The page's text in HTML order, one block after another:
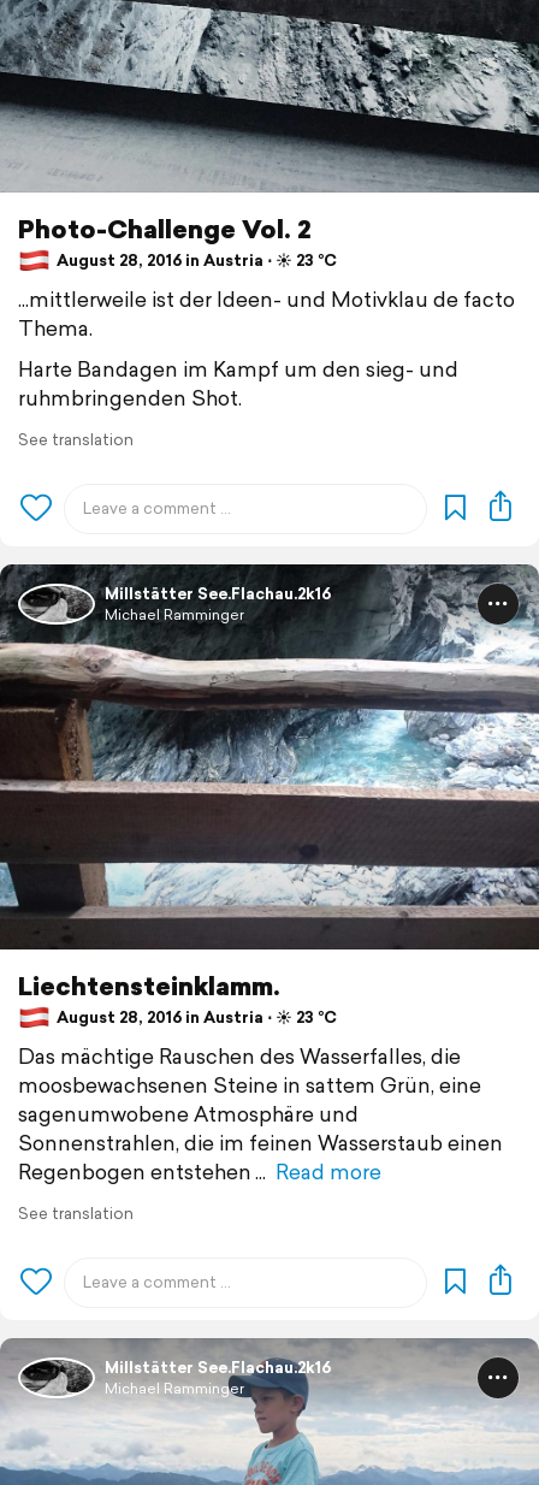
Photo-Challenge Vol. 2
August 28, 2016 in Austria ⋅ ☀️ 23 °C
...mittlerweile ist der Ideen- und Motivklau de facto
Thema.
Harte Bandagen im Kampf um den sieg- und
ruhmbringenden Shot.
See translation
Millstätter See.Flachau.2k16
Michael Ramminger
Liechtensteinklamm.
August 28, 2016 in Austria ⋅ ☀️ 23 °C
Das mächtige Rauschen des Wasserfalles, die
moosbewachsenen Steine in sattem Grün, eine
sagenumwobene Atmosphäre und
Sonnenstrahlen, die im feinen Wasserstaub einen
Regenbogen entstehen
Read more
See translation
Millstätter See.Flachau.2k16
Michael Ramminger